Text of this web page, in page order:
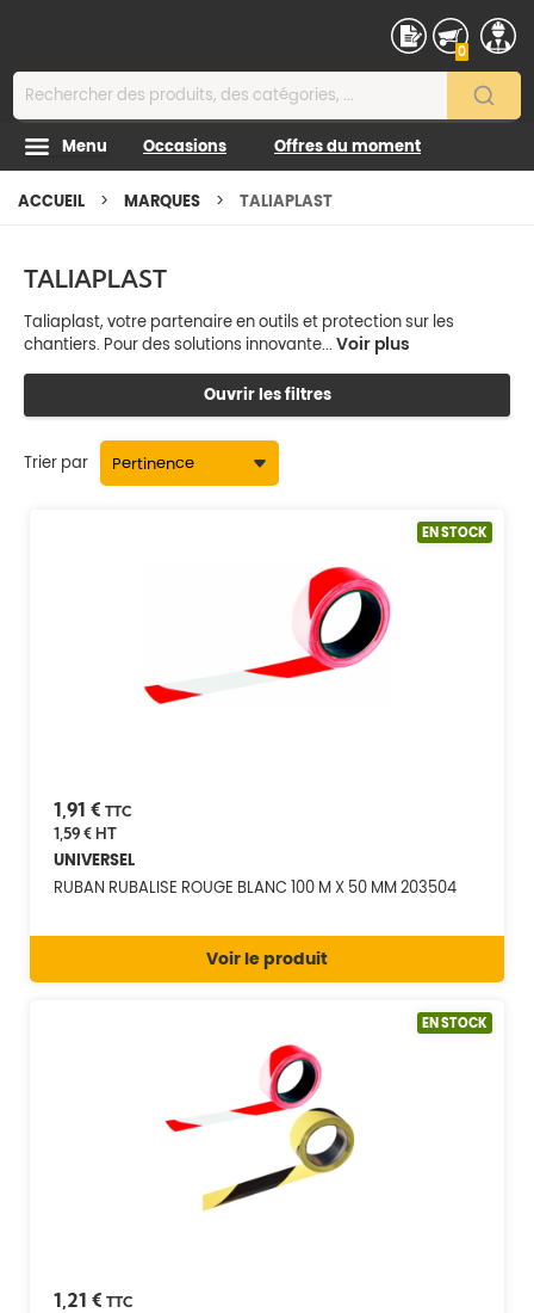
0
Menu Occasions Offres du moment
ACCUEIL MARQUES TALIAPLAST
TALIAPLAST
Taliaplast, votre partenaire en outils et protection sur les
chantiers. Pour des solutions innovante... Voir plus
Ouvrir les filtres
Trier par
EN STOCK
1,91 € TTC
1,59 €HT
UNIVERSEL
RUBAN RUBALISE ROUGE BLANC 100 M X 50 MM 203504
Voir le produit
EN STOCK
1,21 € TTC